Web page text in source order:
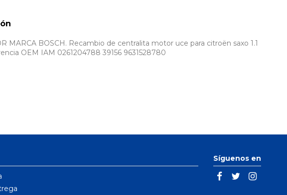
MARCA BOSCH. Recambio de centralita motor uce para citroën saxo 1.1
OEM IAM 0261204788 39156 9631528780
Síguenos en